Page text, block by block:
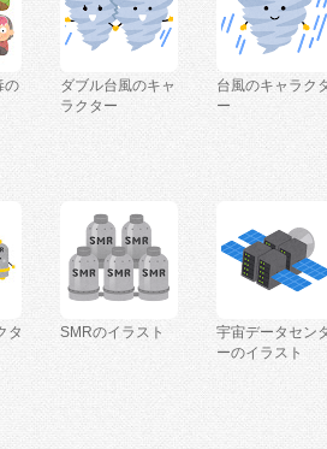
の
ダブル台風のキャ
ラクター
台風のキャラク
ー
タ
SMRのイラスト
宇宙データセン
ーのイラスト